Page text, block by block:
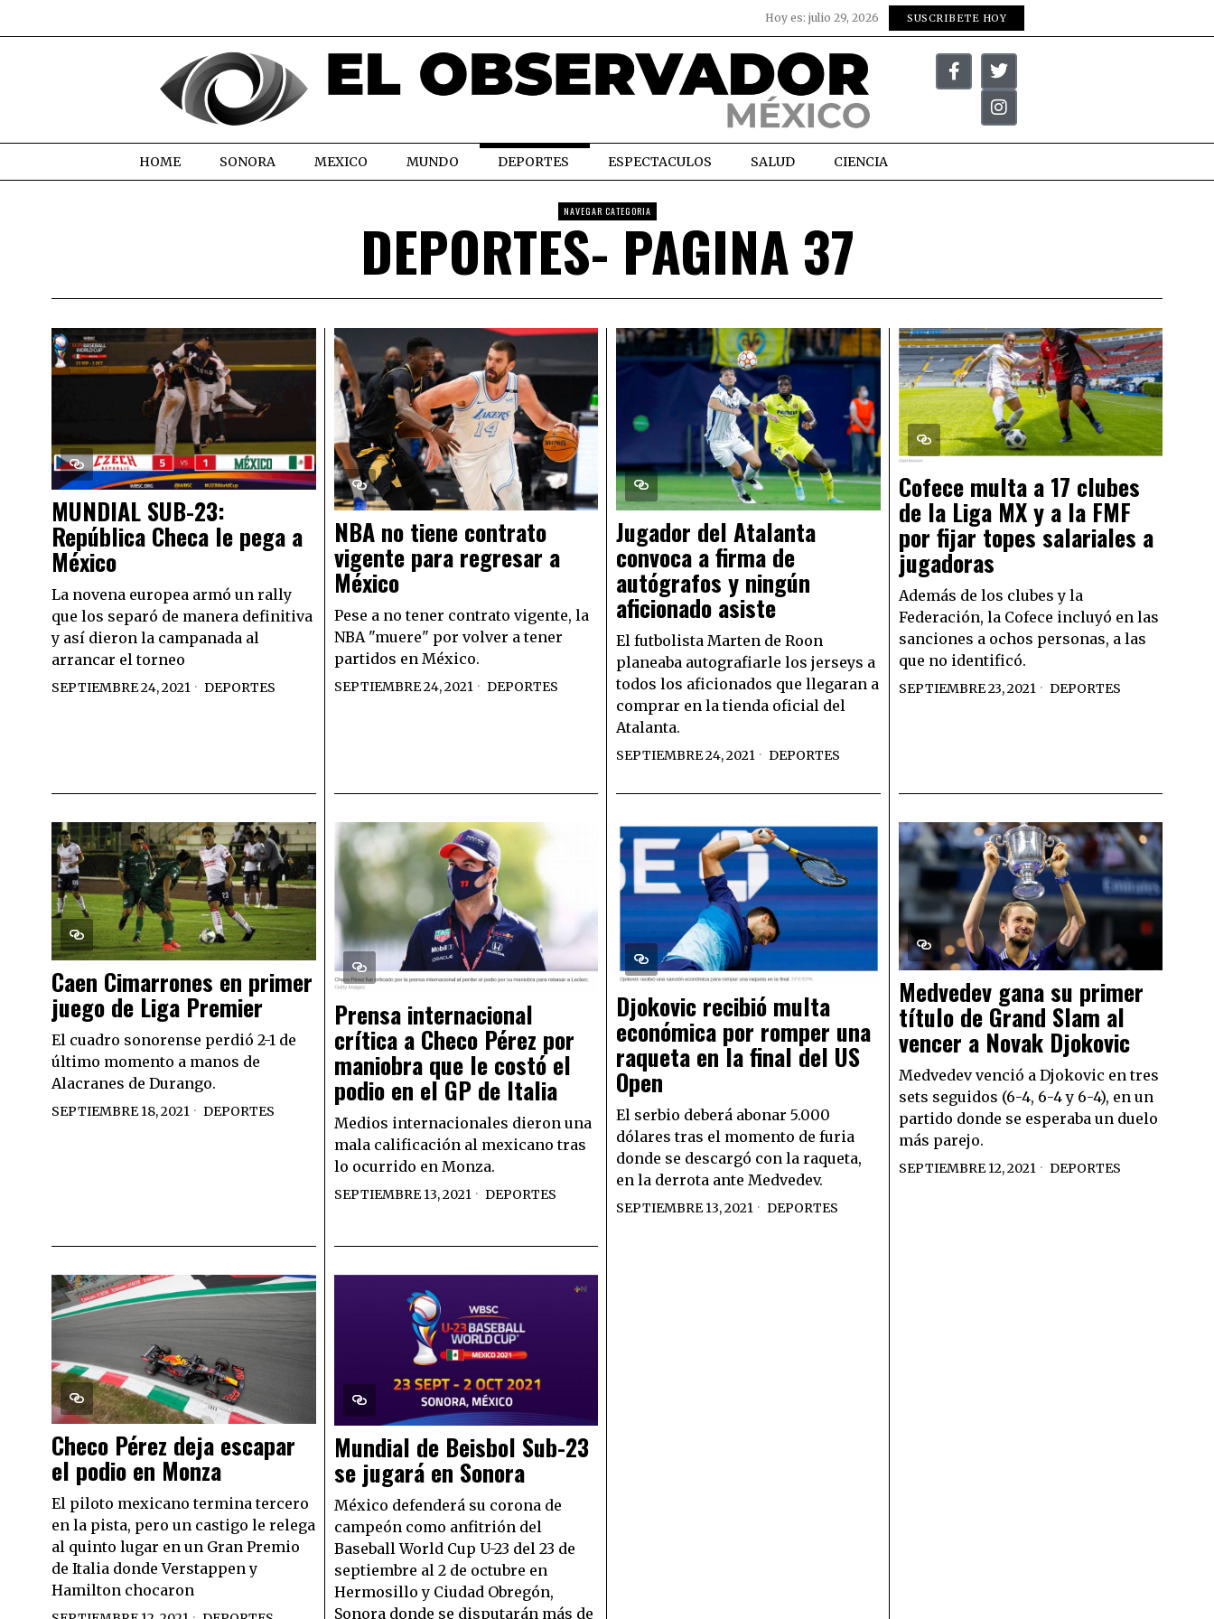
Hoy es: julio 29, 2026 SUSCRIBETE HOY
HOME SONORA MEXICO MUNDO DEPORTES ESPECTACULOS SALUD CIENCIA
NAVEGAR CATEGORIA
DEPORTES- PAGINA 37
MUNDIAL SUB-23:
República Checa le pega a
México
La novena europea armó un rally
que los separó de manera definitiva
y así dieron la campanada al
arrancar el torneo
SEPTIEMBRE 24, 2021 DEPORTES
NBA no tiene contrato
vigente para regresar a
México
Pese a no tener contrato vigente, la
NBA "muere" por volver a tener
partidos en México.
SEPTIEMBRE 24, 2021 DEPORTES
Jugador del Atalanta
convoca a firma de
autógrafos y ningún
aficionado asiste
El futbolista Marten de Roon
planeaba autografiarle los jerseys a
todos los aficionados que llegaran a
comprar en la tienda oficial del
Atalanta.
SEPTIEMBRE 24, 2021 DEPORTES
Cofece multa a 17 clubes
de la Liga MX y a la FMF
por fijar topes salariales a
jugadoras
Además de los clubes y la
Federación, la Cofece incluyó en las
sanciones a ochos personas, a las
que no identificó.
SEPTIEMBRE 23, 2021 DEPORTES
Caen Cimarrones en primer
juego de Liga Premier
El cuadro sonorense perdió 2-1 de
último momento a manos de
Alacranes de Durango.
SEPTIEMBRE 18, 2021 DEPORTES
Prensa internacional
crítica a Checo Pérez por
maniobra que le costó el
podio en el GP de Italia
Medios internacionales dieron una
mala calificación al mexicano tras
lo ocurrido en Monza.
SEPTIEMBRE 13, 2021 DEPORTES
Djokovic recibió multa
económica por romper una
raqueta en la final del US
Open
El serbio deberá abonar 5.000
dólares tras el momento de furia
donde se descargó con la raqueta,
en la derrota ante Medvedev.
SEPTIEMBRE 13, 2021 DEPORTES
Medvedev gana su primer
título de Grand Slam al
vencer a Novak Djokovic
Medvedev venció a Djokovic en tres
sets seguidos (6-4, 6-4 y 6-4), en un
partido donde se esperaba un duelo
más parejo.
SEPTIEMBRE 12, 2021 DEPORTES
Checo Pérez deja escapar
el podio en Monza
El piloto mexicano termina tercero
en la pista, pero un castigo le relega
al quinto lugar en un Gran Premio
de Italia donde Verstappen y
Hamilton chocaron
Mundial de Beisbol Sub-23
se jugará en Sonora
México defenderá su corona de
campeón como anfitrión del
Baseball World Cup U-23 del 23 de
septiembre al 2 de octubre en
Hermosillo y Ciudad Obregón,
Sonora donde se disputarán más de